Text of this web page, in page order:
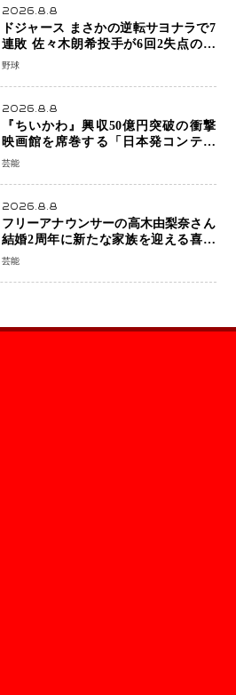
2026.8.8
ドジャース まさかの逆転サヨナラで7
連敗 佐々木朗希投手が6回2失点の力
投も勝利届かず、大谷翔平は好機で悔
野球
2026.8.8
『ちいかわ』興収50億円突破の衝撃
映画館を席巻する「日本発コンテン
ツ」の強さ スパイダーマン、モアナ
芸能
2026.8.8
フリーアナウンサーの高木由梨奈さん
結婚2周年に新たな家族を迎える喜び
を報告 夫・岸田タツヤさんと連名
芸能